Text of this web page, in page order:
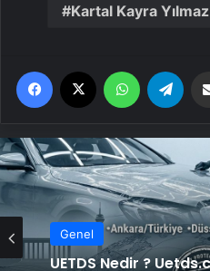
Kartal Kayra Yılmaz
Facebook WhatsApp
Genel
Genel